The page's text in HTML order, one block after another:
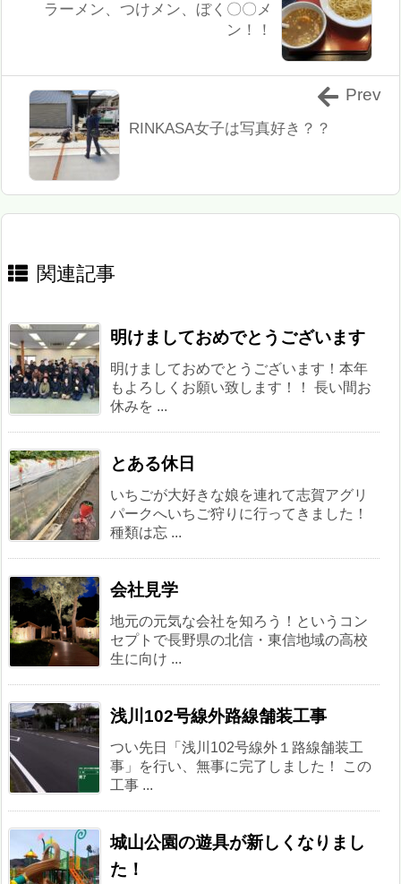
ラーメン、つけメン、ぼく〇〇メ
ン！！
RINKASA女子は写真好き？？
Prev
関連記事
明けましておめでとうございます
明けましておめでとうございます！本年
もよろしくお願い致します！！ 長い間お
休みを ...
とある休日
いちごが大好きな娘を連れて志賀アグリ
パークへいちご狩りに行ってきました！
種類は忘 ...
会社見学
地元の元気な会社を知ろう！というコン
セプトで長野県の北信・東信地域の高校
生に向け ...
浅川102号線外路線舗装工事
つい先日「浅川102号線外１路線舗装工
事」を行い、無事に完了しました！ この
工事 ...
城山公園の遊具が新しくなりまし
た！